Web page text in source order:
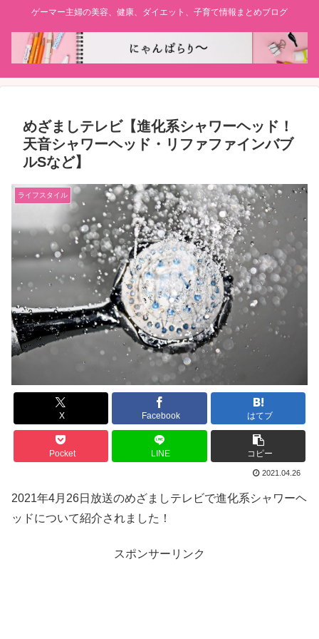
ゲーマー主婦の美容、健康、ダイエット、子育て情報まとめブログ
めざましテレビ【進化系シャワーヘッド！
天音シャワーヘッド・リファファインバブ
ルSなど】
ライフスタイル
X Facebook はてブ
Pocket LINE コピー
2021.04.26
2021年4月26日放送のめざましテレビで進化系シャワーヘ
ッドについて紹介されました！
スポンサーリンク